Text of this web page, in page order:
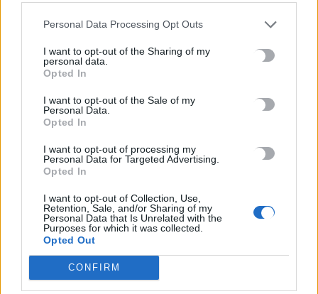
Personal Data Processing Opt Outs
I want to opt-out of the Sharing of my
personal data.
Opted In
I want to opt-out of the Sale of my
Personal Data.
Opted In
I want to opt-out of processing my
Personal Data for Targeted Advertising.
Opted In
I want to opt-out of Collection, Use,
Retention, Sale, and/or Sharing of my
Personal Data that Is Unrelated with the
Purposes for which it was collected.
Opted Out
CONFIRM
επικίνδυνα
18 Σεπτεμβρίου, 2025
Δήμος Μινώα Πεδιάδος:
Συνελήφθησαν για ζωοκλοπή,
18 Σεπτεμβρίου, 2025
Μην χάνεις είδηση. Βάλε τοCRETA24στην
Google